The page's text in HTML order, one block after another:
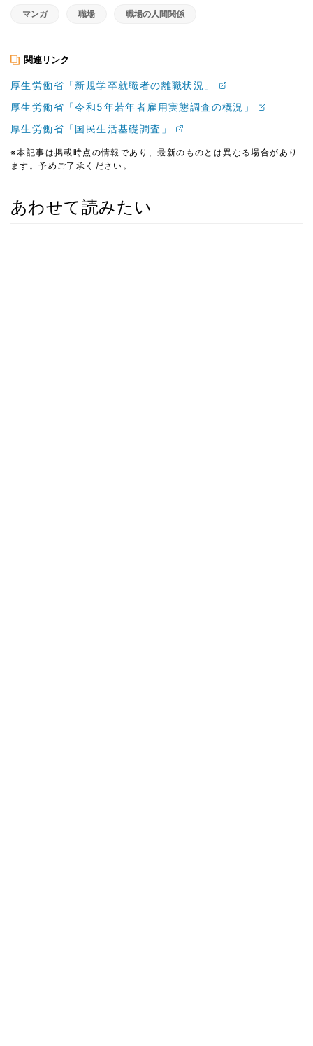
マンガ 職場 職場の人間関係
関連リンク
厚生労働省「新規学卒就職者の離職状況」
厚生労働省「令和5年若年者雇用実態調査の概況」
厚生労働省「国民生活基礎調査」
※本記事は掲載時点の情報であり、最新のものとは異なる場合があり
ます。予めご了承ください。
あわせて読みたい